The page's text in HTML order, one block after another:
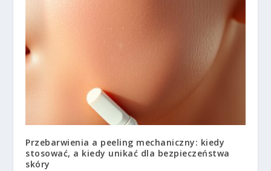
Przebarwienia a peeling mechaniczny: kiedy
stosować, a kiedy unikać dla bezpieczeństwa
skóry